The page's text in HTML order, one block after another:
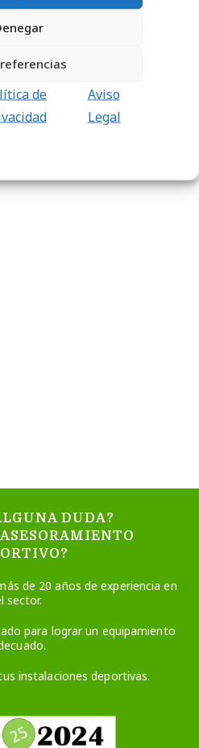
de
Aviso
Legal
DUDA?
de 20 años de experiencia en
sector.
para lograr un equipamiento
instalaciones deportivas.